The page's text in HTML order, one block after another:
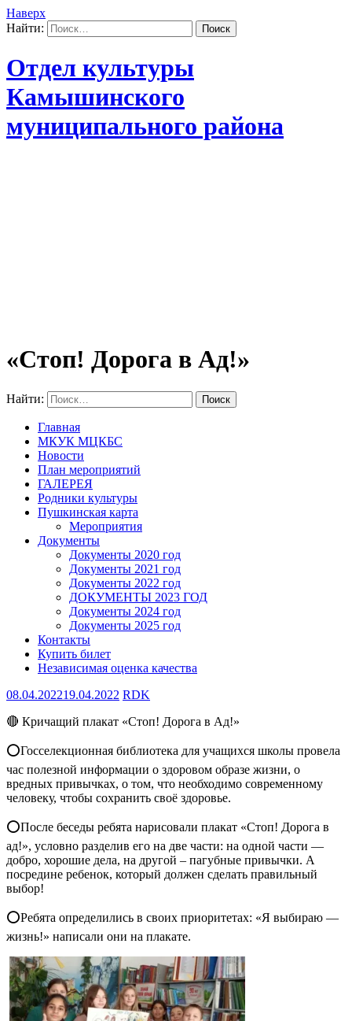
Наверх
Найти:
Отдел культуры
Камышинского
муниципального района
«Стоп! Дорога в Ад!»
Найти:
Главная
МКУК МЦКБС
Новости
План мероприятий
ГАЛЕРЕЯ
Родники культуры
Пушкинская карта
Мероприятия
Документы
Документы 2020 год
Документы 2021 год
Документы 2022 год
ДОКУМЕНТЫ 2023 ГОД
Документы 2024 год
Документы 2025 год
Контакты
Купить билет
Независимая оценка качества
08.04.202219.04.2022 RDK
🔴 Кричащий плакат «Стоп! Дорога в Ад!»
⭕Госселекционная библиотека для учащихся школы провела
час полезной информации о здоровом образе жизни, о
вредных привычках, о том, что необходимо современному
человеку, чтобы сохранить своё здоровье.
⭕После беседы ребята нарисовали плакат «Стоп! Дорога в
ад!», условно разделив его на две части: на одной части —
добро, хорошие дела, на другой – пагубные привычки. А
посредине ребенок, который должен сделать правильный
выбор!
⭕Ребята определились в своих приоритетах: «Я выбираю —
жизнь!» написали они на плакате.